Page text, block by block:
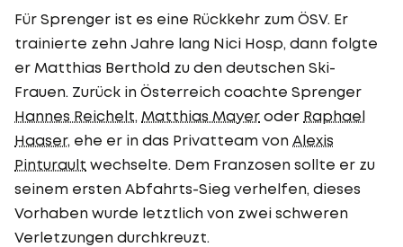
Für Sprenger ist es eine Rückkehr zum ÖSV. Er
trainierte zehn Jahre lang Nici Hosp, dann folgte
er Matthias Berthold zu den deutschen Ski-
Frauen. Zurück in Österreich coachte Sprenger
Hannes Reichelt, Matthias Mayer oder Raphael
Haaser, ehe er in das Privatteam von Alexis
Pinturault wechselte. Dem Franzosen sollte er zu
seinem ersten Abfahrts-Sieg verhelfen, dieses
Vorhaben wurde letztlich von zwei schweren
Verletzungen durchkreuzt.